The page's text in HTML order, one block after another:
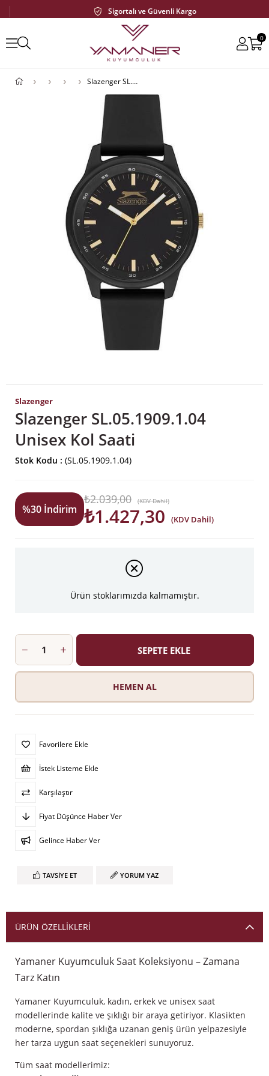
Sigortalı ve Güvenli Kargo
0
Slazenger SL.05.1909.1.04 Unisex Kol Saati
Slazenger
Slazenger SL.05.1909.1.04
Unisex Kol Saati
Stok Kodu (SL.05.1909.1.04)
%30 İndirim
₺2.039,00 (KDV Dahil)
₺1.427,30 (KDV Dahil)
Ürün stoklarımızda kalmamıştır.
Favorilere Ekle
İstek Listeme Ekle
Karşılaştır
Fiyat Düşünce Haber Ver
Gelince Haber Ver
TAVSIYE ET YORUM YAZ
ÜRÜN ÖZELLIKLERI
Yamaner Kuyumculuk Saat Koleksiyonu – Zamana
Tarz Katın
Yamaner Kuyumculuk, kadın, erkek ve unisex saat
modellerinde kalite ve şıklığı bir araya getiriyor. Klasikten
moderne, spordan şıklığa uzanan geniş ürün yelpazesiyle
her tarza uygun saat seçenekleri sunuyoruz.
Tüm saat modellerimiz: